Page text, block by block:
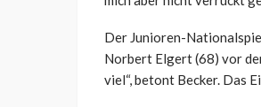
Der Junioren-
Norbert Elgert (68) vor
viel“, betont Becker. Das